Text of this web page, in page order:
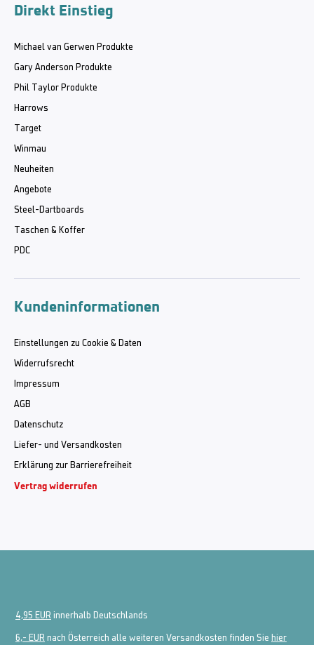
Direkt Einstieg
Michael van Gerwen Produkte
Gary Anderson Produkte
Phil Taylor Produkte
Harrows
Target
Winmau
Neuheiten
Angebote
Steel-Dartboards
Taschen & Koffer
PDC
Kundeninformationen
Einstellungen zu Cookie & Daten
Widerrufsrecht
Impressum
AGB
Datenschutz
Liefer- und Versandkosten
Erklärung zur Barrierefreiheit
Vertrag widerrufen
4,95 EUR innerhalb Deutschlands
6,- EUR nach Österreich alle weiteren Versandkosten finden Sie hier